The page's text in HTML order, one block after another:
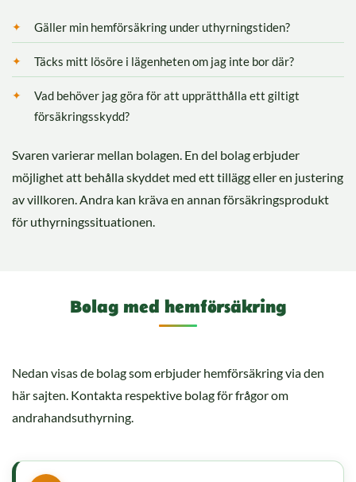
Gäller min hemförsäkring under uthyrningstiden?
Täcks mitt lösöre i lägenheten om jag inte bor där?
Vad behöver jag göra för att upprätthålla ett giltigt
försäkringsskydd?
Svaren varierar mellan bolagen. En del bolag erbjuder
möjlighet att behålla skyddet med ett tillägg eller en justering
av villkoren. Andra kan kräva en annan försäkringsprodukt
för uthyrningssituationen.
Bolag med hemförsäkring
Nedan visas de bolag som erbjuder hemförsäkring via den
här sajten. Kontakta respektive bolag för frågor om
andrahandsuthyrning.